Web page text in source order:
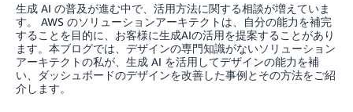
生成 AI の普及が進む中で、活用方法に関する相談が増えていま
す。 AWS のソリューションアーキテクトは、自分の能力を補完
することを目的に、お客様に生成AIの活用を提案することがあり
ます。本ブログでは、デザインの専門知識がないソリューション
アーキテクトの私が、生成 AI を活用してデザインの能力を補
い、ダッシュボードのデザインを改善した事例とその方法をご紹
介します。